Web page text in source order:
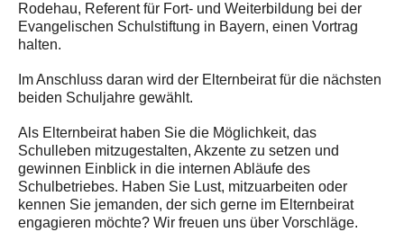
Rodehau, Referent für Fort- und Weiterbildung bei der
Evangelischen Schulstiftung in Bayern, einen Vortrag
halten.
Im Anschluss daran wird der Elternbeirat für die nächsten
beiden Schuljahre gewählt.
Als Elternbeirat haben Sie die Möglichkeit, das
Schulleben mitzugestalten, Akzente zu setzen und
gewinnen Einblick in die internen Abläufe des
Schulbetriebes. Haben Sie Lust, mitzuarbeiten oder
kennen Sie jemanden, der sich gerne im Elternbeirat
engagieren möchte? Wir freuen uns über Vorschläge.